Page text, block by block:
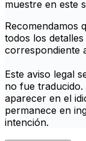
muestre en este
Recomendamos
todos los
correspondiente
Este aviso legal
no fue traducido.
aparecer en el
permanece en
intención.